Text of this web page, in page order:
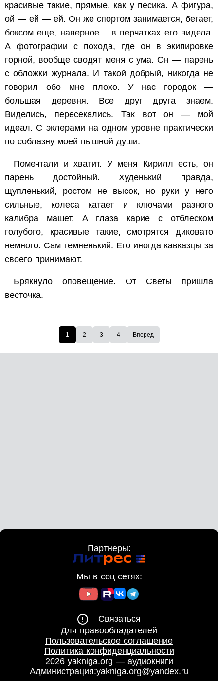
красивые такие, прямые, как у песика. А фигура,
ой — ей — ей. Он же спортом занимается, бегает,
боксом еще, наверное… в перчатках его видела.
А фотографии с похода, где он в экипировке
горной, вообще сводят меня с ума. Он — парень
с обложки журнала. И такой добрый, никогда не
говорил обо мне плохо. У нас городок —
большая деревня. Все друг друга знаем.
Виделись, пересекались. Так вот он — мой
идеал. С эклерами на одном уровне практически
по соблазну моей пышной души.
Помечтали и хватит. У меня Кирилл есть, он
парень достойный. Худенький правда,
щупленький, ростом не высок, но руки у него
сильные, колеса катает и ключами разного
калибра машет. А глаза карие с отблеском
голубого, красивые такие, смотрятся диковато
немного. Сам темненький. Его иногда кавказцы за
своего принимают.
Брякнуло оповещение. От Светы пришла
весточка.
1 2 3 4 Вперед
Партнеры:
Мы в соц сетях:
Связаться
Для правообладателей
Пользовательское соглашение
Политика конфиденциальности
2026 yakniga.org — аудиокниги
Администрация:yakniga.org@yandex.ru